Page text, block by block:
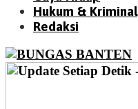
Hukum & Kriminal
Redaksi